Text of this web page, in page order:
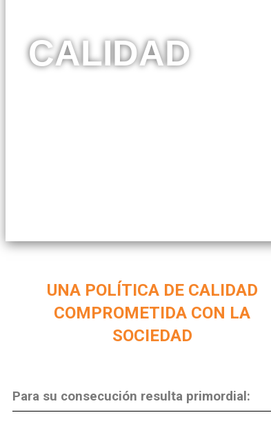
CALIDAD
UNA POLÍTICA DE CALIDAD
COMPROMETIDA CON LA
SOCIEDAD
Para su consecución resulta primordial: